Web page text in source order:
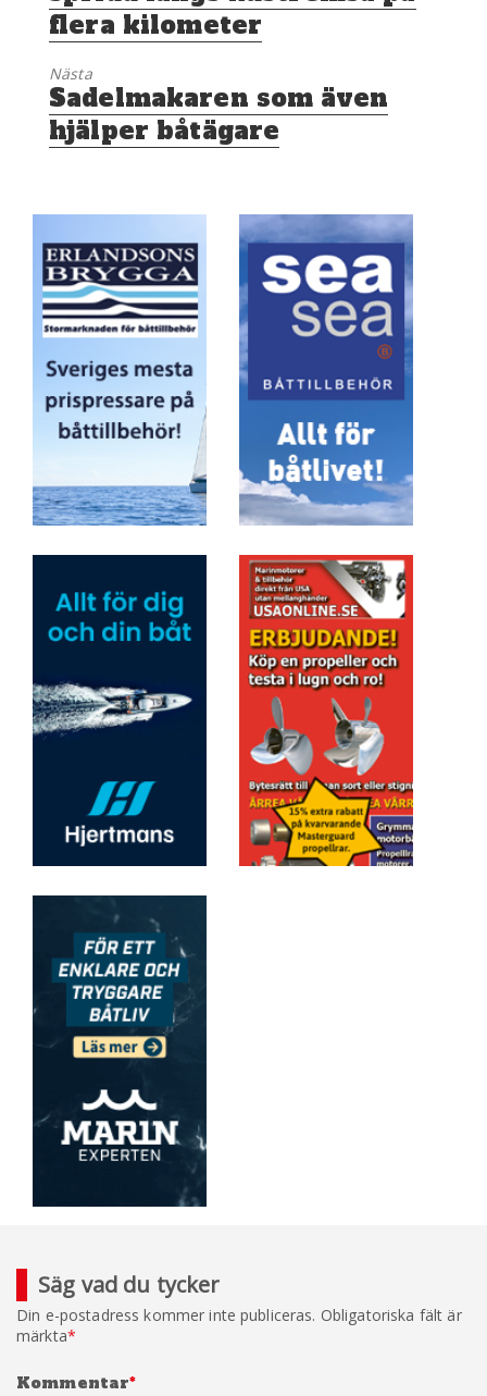
flera kilometer
Nästa
Nästa
inlägg:
Sadelmakaren som även
hjälper båtägare
Säg vad du tycker
Din e-postadress kommer inte publiceras. Obligatoriska fält är
märkta*
Kommentar*